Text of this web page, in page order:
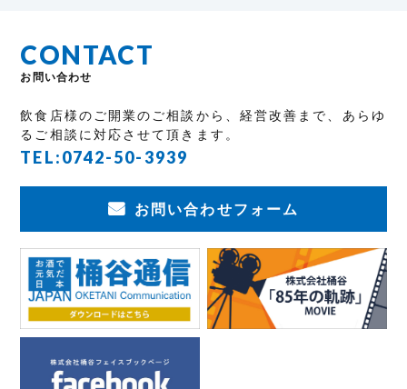
CONTACT
お問い合わせ
飲食店様のご開業のご相談から、経営改善まで、あらゆ
るご相談に対応させて頂きます。
TEL:0742-50-3939
お問い合わせフォーム